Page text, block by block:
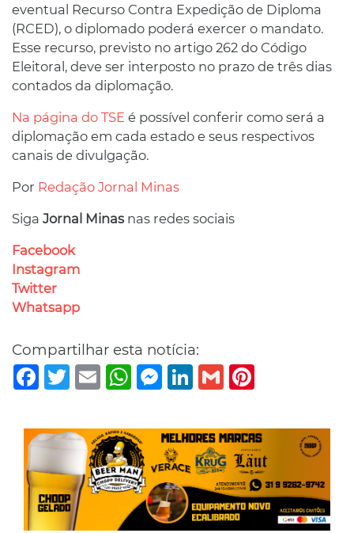
eventual Recurso Contra Expedição de Diploma
(RCED), o diplomado poderá exercer o mandato.
Esse recurso, previsto no artigo 262 do Código
Eleitoral, deve ser interposto no prazo de três dias
contados da diplomação.
Na página do TSE é possível conferir como será a
diplomação em cada estado e seus respectivos
canais de divulgação.
Por Redação Jornal Minas
Siga Jornal Minasnas redes sociais
Facebook
Instagram
Twitter
Whatsapp
Compartilhar esta notícia:
Facebook
TwitterEmail WhatsAppMessenger
LinkedIn
Gmail